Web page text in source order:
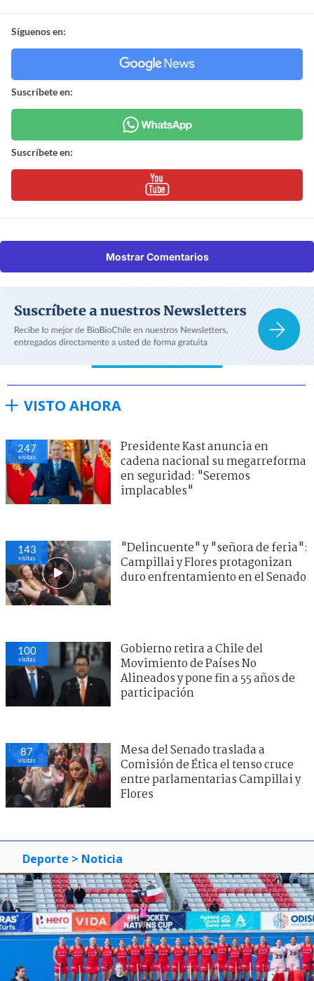
Síguenos en:
Suscríbete en:
Suscríbete en:
Mostrar Comentarios
VISTO AHORA
247
visitas
Presidente Kast anuncia en
cadena nacional su megarreforma
en seguridad: "Seremos
implacables"
143
visitas
"Delincuente" y "señora de feria":
Campillai y Flores protagonizan
duro enfrentamiento en el Senado
100
visitas
Gobierno retira a Chile del
Movimiento de Países No
Alineados y pone fin a 55 años de
participación
87
visitas
Mesa del Senado traslada a
Comisión de Ética el tenso cruce
entre parlamentarias Campillai y
Flores
Deporte > Noticia